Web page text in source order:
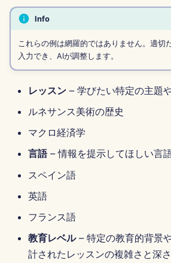
Dec 19th, 2025
Dec 5th, 2025
Nov 28th, 2025
Nov 14th, 2025
2025年10月31日
2025年9月5日
2025年8月29日
Info
これらの例は網羅的ではありません。適切
入力でき、AIが調整します。
レッスン– 学びたい特定の主題や
ルネサンス美術の歴史
マクロ経済学
言語– 情報を提示してほしい言語
スペイン語
英語
フランス語
教育レベル– 特定の教育的背景
計されたレッスンの複雑さと深さ